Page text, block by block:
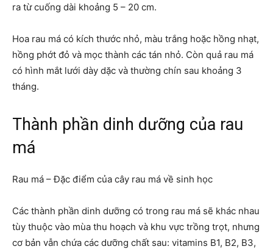
ra từ cuống dài khoảng 5 – 20 cm.
Hoa rau má có kích thước nhỏ, màu trắng hoặc hồng nhạt,
hồng phớt đỏ và mọc thành các tán nhỏ. Còn quả rau má
có hình mắt lưới dày dặc và thường chín sau khoảng 3
tháng.
Thành phần dinh dưỡng của rau
má
Rau má – Đặc điểm của cây rau má về sinh học
Các thành phần dinh dưỡng có trong rau má sẽ khác nhau
tùy thuộc vào mùa thu hoạch và khu vực trồng trọt, nhưng
cơ bản vẫn chứa các dưỡng chất sau: vitamins B1, B2, B3,